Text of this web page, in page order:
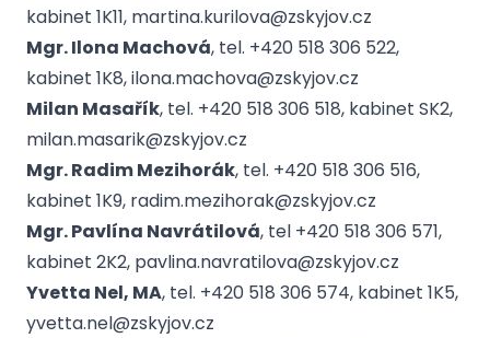
kabinet 1K11, martina.kurilova@zskyjov.cz
Mgr. Ilona Machová, tel. +420 518 306 522,
kabinet 1K8, ilona.machova@zskyjov.cz
Milan Masařík, tel. +420 518 306 518, kabinet SK2,
milan.masarik@zskyjov.cz
Mgr. Radim Mezihorák, tel. +420 518 306 516,
kabinet 1K9, radim.mezihorak@zskyjov.cz
Mgr. Pavlína Navrátilová, tel +420 518 306 571,
kabinet 2K2, pavlina.navratilova@zskyjov.cz
Yvetta Nel, MA, tel. +420 518 306 574, kabinet 1K5,
yvetta.nel@zskyjov.cz